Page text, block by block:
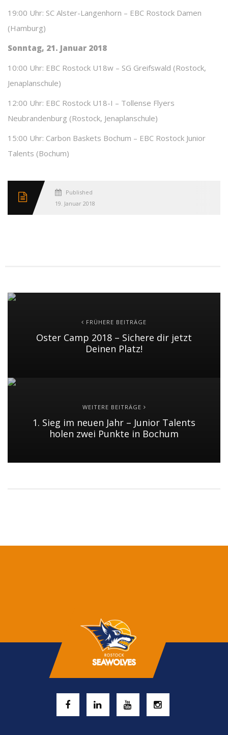
19:00 Uhr: SC Alster-Langenhorn – EBC Rostock Damen
(Hamburg)
Sonntag, 21. Januar 2018
10:00 Uhr: EBC Rostock U18w – SG Greifswald (Rostock,
Jenaplanschule)
12:00 Uhr: EBC Rostock U18-I – Tollense Flyers
Neubrandenburg (Rostock, Jenaplanschule)
15:00 Uhr: Carbon Baskets Bochum – EBC Rostock Junior
Talents (Bochum)
Published
19. Januar 2018
FRÜHERE BEITRÄGE
Oster Camp 2018 – Sichere dir jetzt
Deinen Platz!
WEITERE BEITRÄGE
1. Sieg im neuen Jahr – Junior Talents
holen zwei Punkte in Bochum